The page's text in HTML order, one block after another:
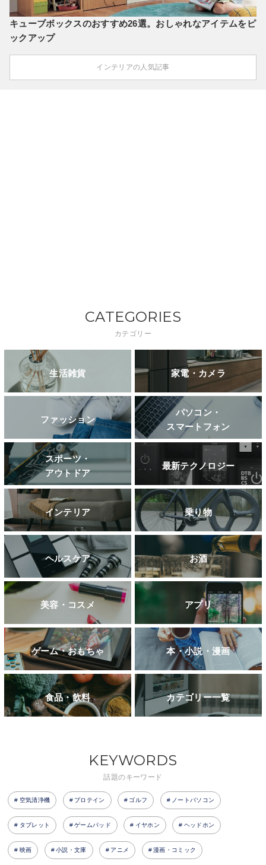
キューブボックスのおすすめ26選。おしゃれなアイテムをピ
ックアップ
インテリアの人気記事
CATEGORIES
カテゴリー
生活雑貨 家電・カメラ
ファッション
パソコン・
スマートフォン
スポーツ・
アウトドア
最新テクノロジー
インテリア 乗り物
ヘルスケア お酒
美容・コスメ アプリ
ゲーム・おもちゃ 本・小説・漫画
食品・飲料 カテゴリー一覧
KEYWORDS
話題のキーワード
空気清浄機 プロテイン ゴルフ ノートパソコン
タブレット ゲームパッド イヤホン ヘッドホン
映画 小説・文庫 アニメ 漫画・コミック